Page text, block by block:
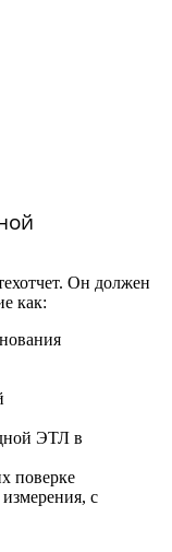
Он должен
как:
ЭТЛ в
поверке
с